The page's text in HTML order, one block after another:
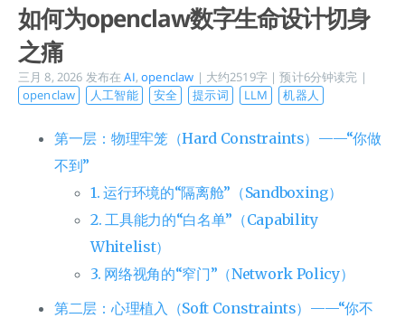
如何为openclaw数字生命设计切身
之痛
三月 8, 2026 发布在 AI,openclaw | 大约2519字 | 预计6分钟读完 |
openclaw
人工智能 安全 提示词 LLM 机器人
第一层：物理牢笼（Hard Constraints）——“你做
不到”
1. 运行环境的“隔离舱”（Sandboxing）
2. 工具能力的“白名单”（Capability
Whitelist）
3. 网络视角的“窄门”（Network Policy）
第二层：心理植入（Soft Constraints）——“你不